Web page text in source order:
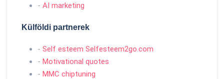
- AI marketing
Külföldi partnerek
- Self esteem Selfesteem2go.com
- Motivational quotes
- MMC chiptuning